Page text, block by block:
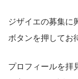
ジザイエの募集に
ボタンを押してお
プロフィールを拝